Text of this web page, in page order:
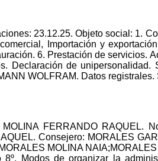
23.12.25. Objeto social: 1.
Importación y
6. Prestación de servicios.
Declaración de
WOLFRAM. Datos registrales.
FERRANDO RAQUEL.
Consejero: MORALES
MOLINA
8º. Modos de organizar la